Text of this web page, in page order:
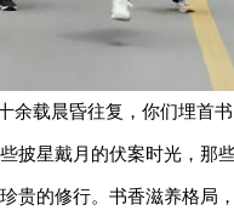
余载晨昏往复，你们埋首
披星戴月的伏案时光，
贵的修行。书香滋养格